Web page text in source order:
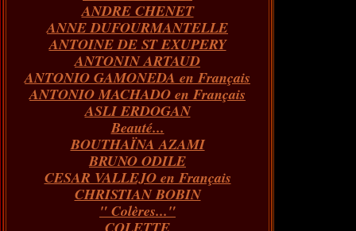
Janvier(60)
Février(68)
Janvier(86)
Mars(65)
Février(70)
Janvier(66)
Avril(76)
Mars(66)
Février(67)
Janvier(73)
Mai(82)
Avril(62)
Mars(66)
Février(55)
Janvier(43)
Juin(84)
Mai(89)
Avril(59)
Mars(73)
Février(54)
Janvier(51)
Juillet(72)
Juin(65)
Mai(97)
Avril(73)
Mars(100)
Février(146)
Janvier(124)
Août(40)
Juillet(31)
Juin(26)
ANDRE CHENET
ANNE DUFOURMANTELLE
ANTOINE DE ST EXUPERY
ANTONIN ARTAUD
ANTONIO GAMONEDA en Français
ANTONIO MACHADO en Français
ASLI ERDOGAN
Beauté...
BOUTHAÏNA AZAMI
BRUNO ODILE
CESAR VALLEJO en Français
CHRISTIAN BOBIN
" Colères..."